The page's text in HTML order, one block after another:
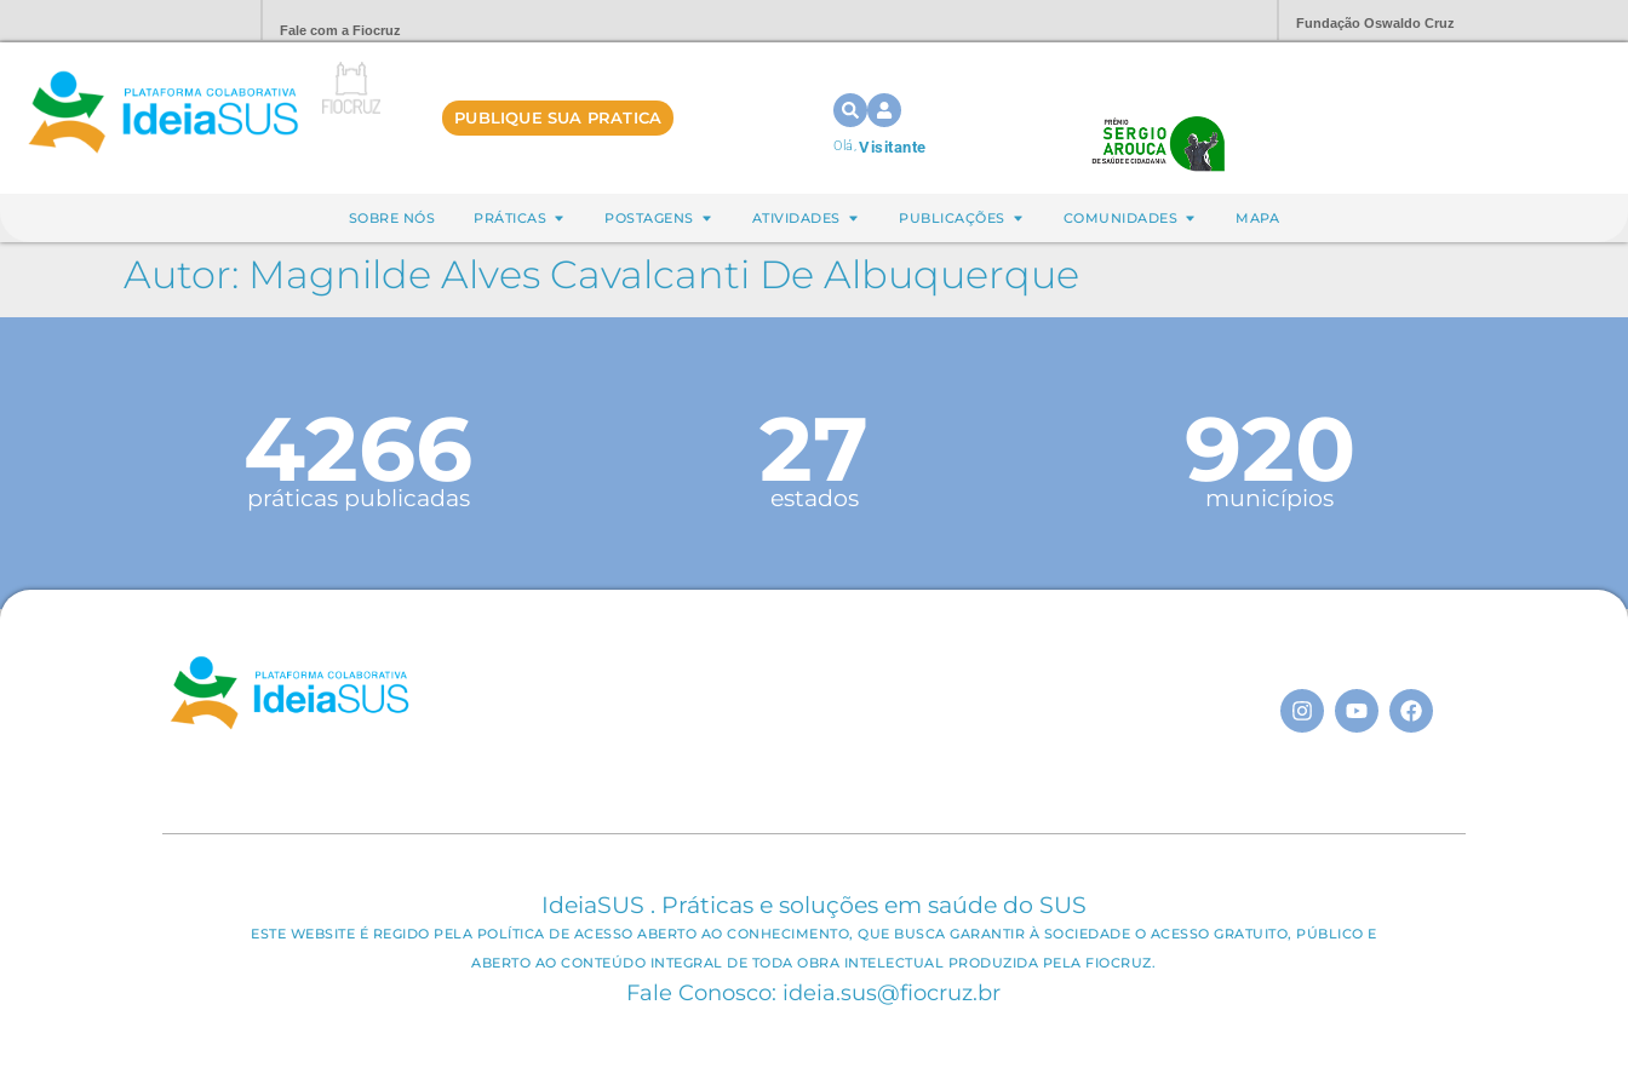
Fale com a Fiocruz Fundação Oswaldo Cruz
PUBLIQUE SUA PRATICA
Olá,Visitante
SOBRE NÓS PRÁTICAS POSTAGENS ATIVIDADES PUBLICAÇÕES COMUNIDADES MAPA
Autor: Magnilde Alves Cavalcanti De Albuquerque
4266
práticas publicadas 27
estados 920
municípios
IdeiaSUS . Práticas e soluções em saúde do SUS
ESTE WEBSITE É REGIDO PELA POLÍTICA DE ACESSO ABERTO AO CONHECIMENTO, QUE BUSCA GARANTIR À SOCIEDADE O ACESSO GRATUITO, PÚBLICO E
ABERTO AO CONTEÚDO INTEGRAL DE TODA OBRA INTELECTUAL PRODUZIDA PELA FIOCRUZ.
Fale Conosco: ideia.sus@fiocruz.br